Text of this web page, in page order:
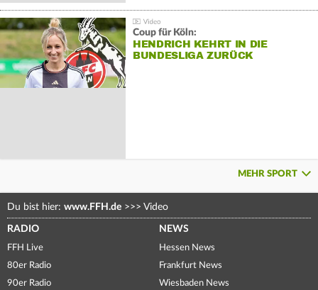
Coup für Köln:
HENDRICH KEHRT IN DIE
BUNDESLIGA ZURÜCK
MEHR SPORT
Du bist hier: www.FFH.de >>> Video
RADIO
FFH Live
80er Radio
90er Radio
NEWS
Hessen News
Frankfurt News
Wiesbaden News